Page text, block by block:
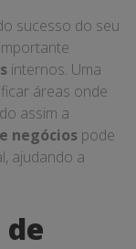
sucesso do seu
internos. Uma
áreas onde
assim a
negócios pode
ajudando a